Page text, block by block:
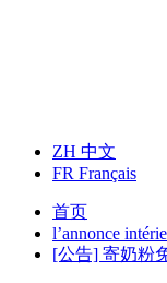
ZH 中文
FR Français
首页
l’annonce
[公告] 寄奶粉